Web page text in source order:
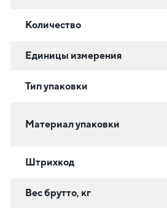
Количество
Единицы измерения
Тип упаковки
Материал упаковки
Штрихкод
Вес брутто, кг